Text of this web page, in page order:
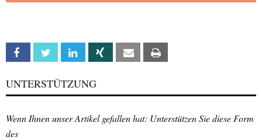
Facebook Twitter Linkedin Xing Email
UNTERSTÜTZUNG
Wenn Ihnen unser Artikel gefallen hat: Unterstützen Sie diese Form
des